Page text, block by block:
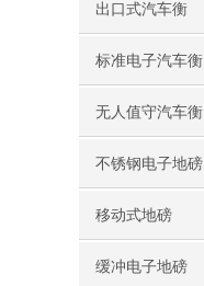
出口式汽车衡
标准电子汽车衡
无人值守汽车衡
不锈钢电子地磅
移动式地磅
缓冲电子地磅